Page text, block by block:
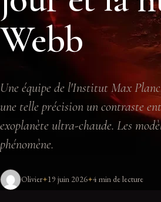
Webb
Une équipe de l'Institut Max
une telle précision un contraste
exoplanète ultra-chaude. Les
phénomène.
Olivier 19 juin 2026 4 min de lecture